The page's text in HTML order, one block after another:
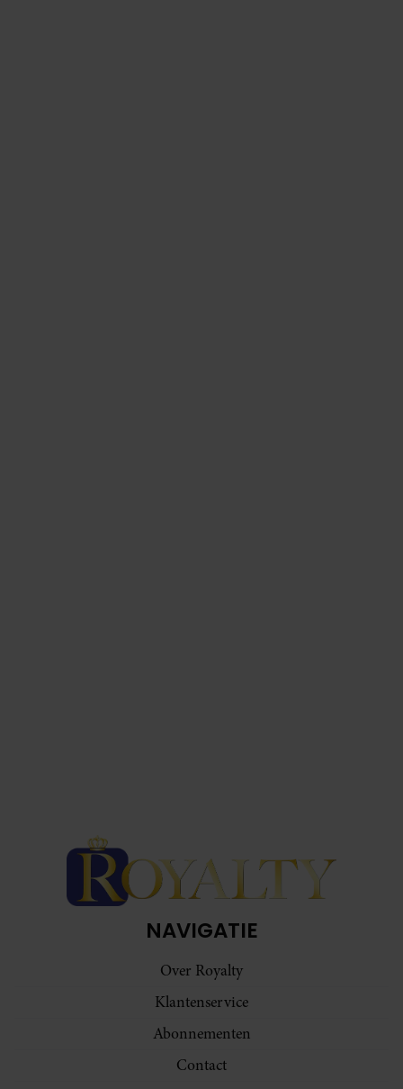
NAVIGATIE
Over Royalty
Klantenservice
Abonnementen
Contact